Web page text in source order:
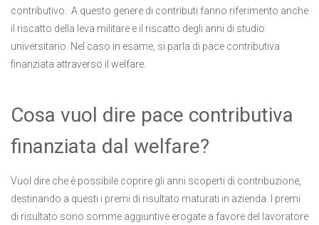
contributivo. A questo genere di contributi fanno riferimento anche
il riscatto della leva militare e il riscatto degli anni di studio
universitario. Nel caso in esame, si parla di pace contributiva
finanziata attraverso il welfare.
Cosa vuol dire pace contributiva
finanziata dal welfare?
Vuol dire che è possibile coprire gli anni scoperti di contribuzione,
destinando a questi i premi di risultato maturati in azienda. I premi
di risultato sono somme aggiuntive erogate a favore del lavoratore